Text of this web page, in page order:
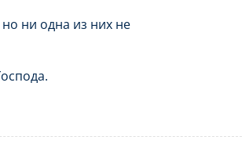
ни одна из них не